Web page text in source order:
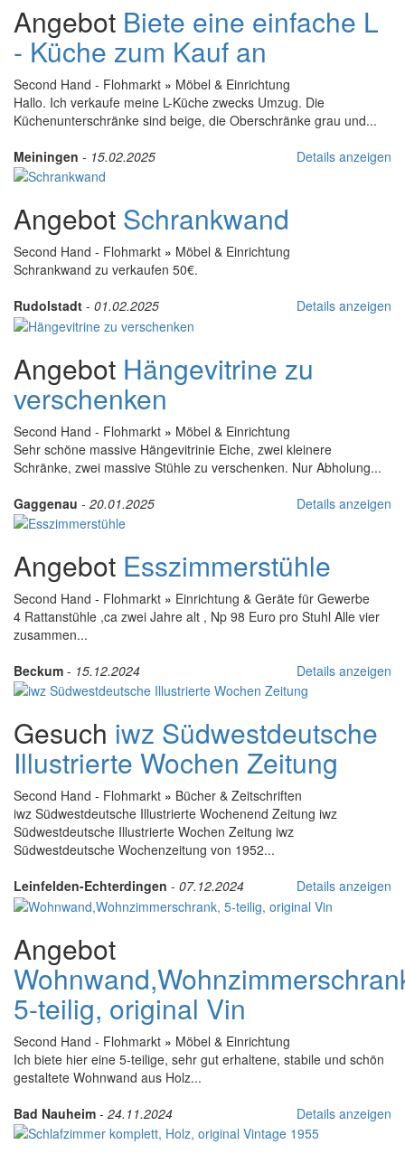
Angebot Biete eine einfache L
- Küche zum Kauf an
Second Hand - Flohmarkt » Möbel & Einrichtung
Hallo. Ich verkaufe meine L-Küche zwecks Umzug. Die
Küchenunterschränke sind beige, die Oberschränke grau und...
Meiningen - 15.02.2025 Details anzeigen
Angebot Schrankwand
Second Hand - Flohmarkt » Möbel & Einrichtung
Schrankwand zu verkaufen 50€.
Rudolstadt - 01.02.2025 Details anzeigen
Angebot Hängevitrine zu
verschenken
Second Hand - Flohmarkt » Möbel & Einrichtung
Sehr schöne massive Hängevitrinie Eiche, zwei kleinere
Schränke, zwei massive Stühle zu verschenken. Nur Abholung...
Gaggenau - 20.01.2025 Details anzeigen
Angebot Esszimmerstühle
Second Hand - Flohmarkt » Einrichtung & Geräte für Gewerbe
4 Rattanstühle ,ca zwei Jahre alt , Np 98 Euro pro Stuhl Alle vier
zusammen...
Beckum - 15.12.2024 Details anzeigen
Gesuch iwz Südwestdeutsche
Illustrierte Wochen Zeitung
Second Hand - Flohmarkt » Bücher & Zeitschriften
iwz Südwestdeutsche Illustrierte Wochenend Zeitung iwz
Südwestdeutsche Illustrierte Wochen Zeitung iwz
Südwestdeutsche Wochenzeitung von 1952...
Leinfelden-Echterdingen - 07.12.2024 Details anzeigen
Angebot
5-teilig, original Vin
Second Hand - Flohmarkt » Möbel & Einrichtung
Ich biete hier eine 5-teilige, sehr gut erhaltene, stabile und schön
gestaltete Wohnwand aus Holz...
Bad Nauheim - 24.11.2024 Details anzeigen